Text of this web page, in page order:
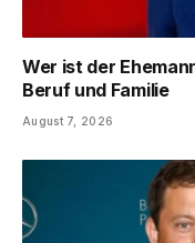
Wer ist der
Beruf und Familie
August 7, 2026